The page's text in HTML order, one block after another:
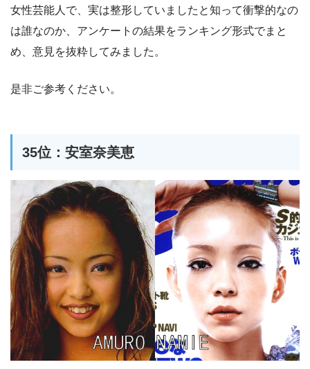
女性芸能人で、実は整形していましたと知って衝撃的なの
は誰なのか、アンケートの結果をランキング形式でまと
め、意見を抜粋してみました。
是非ご参考ください。
35位：安室奈美恵